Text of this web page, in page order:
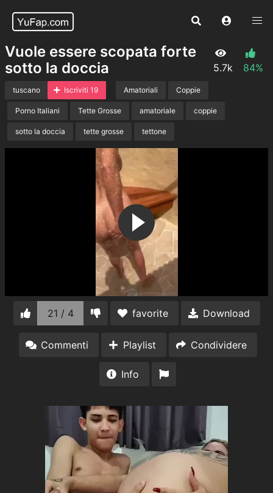
Vuole essere scopata forte
sotto la doccia
5.7k 84%
tuscano Iscriviti 19 Amatoriali Coppie
Porno Italiani Tette Grosse amatoriale coppie
sotto la doccia tette grosse tettone
21 / 4 favorite Download
Commenti Playlist Condividere
Info